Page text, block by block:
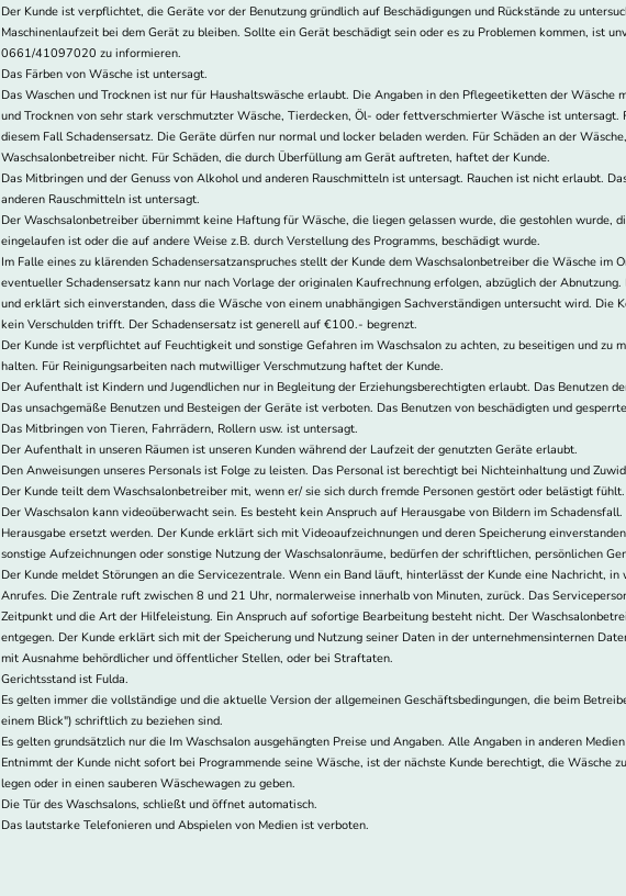
Der Kunde ist verpflichtet, die Geräte vor der Benutzung gründlich auf Beschädigungen und Rückstände zu
Maschinenlaufzeit bei dem Gerät zu bleiben. Sollte ein Gerät beschädigt sein oder es zu Problemen kommen, ist
0661/41097020 zu informieren.
Das Färben von Wäsche ist untersagt.
Das Waschen und Trocknen ist nur für Haushaltswäsche erlaubt. Die Angaben in den Pflegeetiketten der Wäsche
und Trocknen von sehr stark verschmutzter Wäsche, Tierdecken, Öl- oder fettverschmierter Wäsche ist
diesem Fall Schadensersatz. Die Geräte dürfen nur normal und locker beladen werden. Für Schäden an der
Waschsalonbetreiber nicht. Für Schäden, die durch Überfüllung am Gerät auftreten, haftet der Kunde.
Das Mitbringen und der Genuss von Alkohol und anderen Rauschmitteln ist untersagt. Rauchen ist nicht erlaubt.
anderen Rauschmitteln ist untersagt.
Der Waschsalonbetreiber übernimmt keine Haftung für Wäsche, die liegen gelassen wurde, die gestohlen wurde,
eingelaufen ist oder die auf andere Weise z.B. durch Verstellung des Programms, beschädigt wurde.
Im Falle eines zu klärenden Schadensersatzanspruches stellt der Kunde dem Waschsalonbetreiber die Wäsche im
eventueller Schadensersatz kann nur nach Vorlage der originalen Kaufrechnung erfolgen, abzüglich der
und erklärt sich einverstanden, dass die Wäsche von einem unabhängigen Sachverständigen untersucht wird. Die
kein Verschulden trifft. Der Schadensersatz ist generell auf €100.- begrenzt.
Der Kunde ist verpflichtet auf Feuchtigkeit und sonstige Gefahren im Waschsalon zu achten, zu beseitigen und zu
halten. Für Reinigungsarbeiten nach mutwilliger Verschmutzung haftet der Kunde.
Der Aufenthalt ist Kindern und Jugendlichen nur in Begleitung der Erziehungsberechtigten erlaubt. Das Benutzen
Das unsachgemäße Benutzen und Besteigen der Geräte ist verboten. Das Benutzen von beschädigten und
Das Mitbringen von Tieren, Fahrrädern, Rollern usw. ist untersagt.
Der Aufenthalt in unseren Räumen ist unseren Kunden während der Laufzeit der genutzten Geräte erlaubt.
Den Anweisungen unseres Personals ist Folge zu leisten. Das Personal ist berechtigt bei Nichteinhaltung und
Der Kunde teilt dem Waschsalonbetreiber mit, wenn er/ sie sich durch fremde Personen gestört oder belästigt fühlt.
Der Waschsalon kann videoüberwacht sein. Es besteht kein Anspruch auf Herausgabe von Bildern im
Herausgabe ersetzt werden. Der Kunde erklärt sich mit Videoaufzeichnungen und deren Speicherung
sonstige Aufzeichnungen oder sonstige Nutzung der Waschsalonräume, bedürfen der schriftlichen, persönlichen
Der Kunde meldet Störungen an die Servicezentrale. Wenn ein Band läuft, hinterlässt der Kunde eine Nachricht,
Anrufes. Die Zentrale ruft zwischen 8 und 21 Uhr, normalerweise innerhalb von Minuten, zurück. Das
Zeitpunkt und die Art der Hilfeleistung. Ein Anspruch auf sofortige Bearbeitung besteht nicht. Der
entgegen. Der Kunde erklärt sich mit der Speicherung und Nutzung seiner Daten in der unternehmensinternen
mit Ausnahme behördlicher und öffentlicher Stellen, oder bei Straftaten.
Gerichtsstand ist Fulda.
Es gelten immer die vollständige und die aktuelle Version der allgemeinen Geschäftsbedingungen, die beim
einem Blick") schriftlich zu beziehen sind.
Es gelten grundsätzlich nur die Im Waschsalon ausgehängten Preise und Angaben. Alle Angaben in anderen
Entnimmt der Kunde nicht sofort bei Programmende seine Wäsche, ist der nächste Kunde berechtigt, die Wäsche
legen oder in einen sauberen Wäschewagen zu geben.
Die Tür des Waschsalons, schließt und öffnet automatisch.
Das lautstarke Telefonieren und Abspielen von Medien ist verboten.